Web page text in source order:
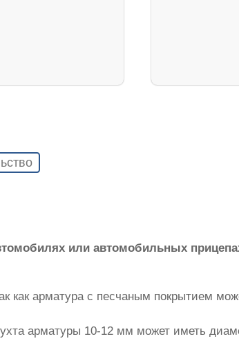
или автомобильных
как арматура с песчаным покрытием
арматуры 10-12 мм может иметь